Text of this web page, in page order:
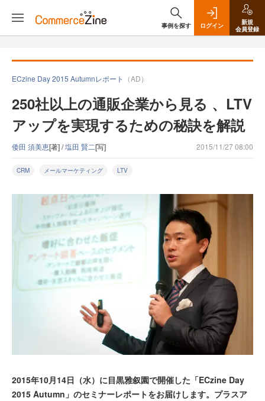
事例を探す ログイン
新規
会員登録
ECzine Day 2015 Autumnレポート （AD）
250社以上の通販企業から見る 、LTV
アップを実現するための秘訣を解説
倭田 須美恵[著] /塩田 賢二[写] 2015/11/27 08:00
CRM メールマーケティング LTV
2015年10月14日（水）に目黒雅叙園で開催した「ECzine Day
2015 Autumn」のセミナーレポートをお届けします。プラスア